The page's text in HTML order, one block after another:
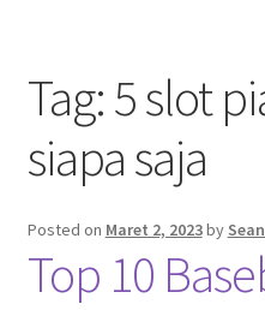
Contact us
Privacy Policy
Tag:5 slot
siapa saja
Posted on Maret 2, 2023by
Top 10